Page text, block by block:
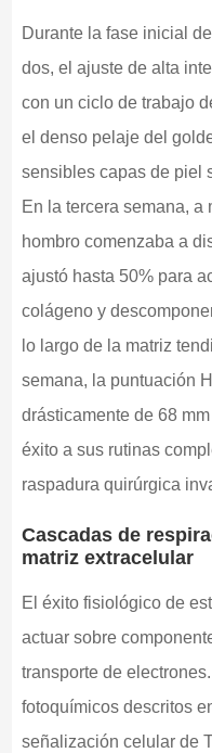
Durante la fase inicial
dos, el ajuste de alta
con un ciclo de trabajo
el denso pelaje del
sensibles capas de piel
En la tercera semana, a
hombro comenzaba a
ajustó hasta 50% para
colágeno y
lo largo de la matriz
semana, la puntuación
drásticamente de 68
éxito a sus rutinas
raspadura quirúrgica
Cascadas de
matriz extracelular
El éxito fisiológico de
actuar sobre
transporte de
fotoquímicos descritos
señalización celular de